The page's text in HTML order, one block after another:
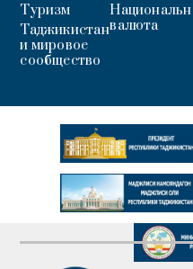
Туризм
Таджикистан
и мировое
сообщество
валюта